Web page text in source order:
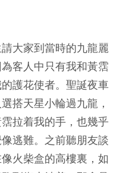
大家到當時的九龍麗
客人中只有我和黃霑
護花使者。聖誕夜車
搭天星小輪過九龍，
拉着我的手，也幾乎
逃難。之前聽朋友談
火柴盒的高樓裏，如